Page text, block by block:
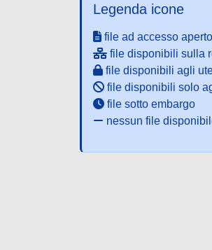
Legenda icone
file ad accesso aperto
file disponibili sulla
file disponibili agli
file disponibili solo
file sotto embargo
nessun file